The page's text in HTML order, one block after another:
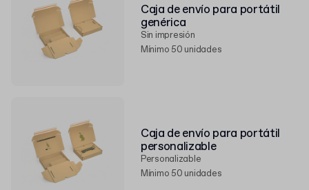
Caja de envío para portátil
genérica
Sin impresión
Mínimo 50 unidades
Caja de envío para portátil
personalizable
Personalizable
Mínimo 50 unidades